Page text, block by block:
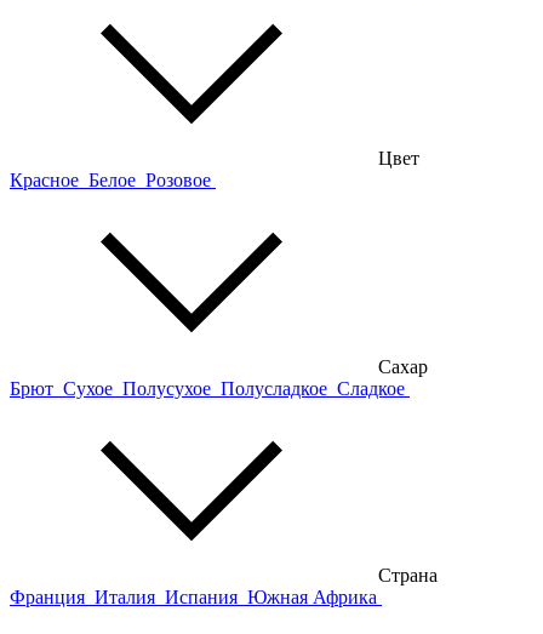
Цвет
Красное Белое Розовое
Сахар
Брют Сухое Полусухое Полусладкое Сладкое
Страна
Франция Италия Испания Южная Африка